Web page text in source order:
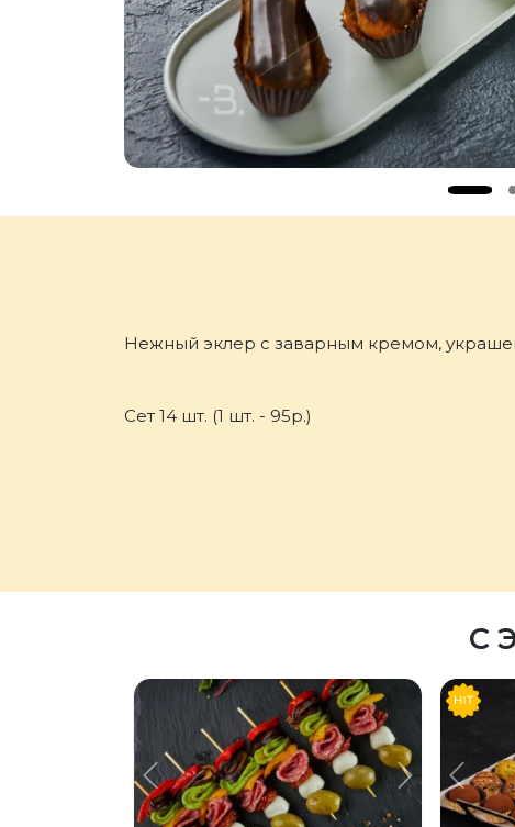
Нежный эклер с заварным кремом,
Сет 14 шт. (1 шт. - 95р.)
С
Предыдущий